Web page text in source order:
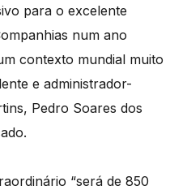
para o excelente
num ano
contexto mundial muito
e administrador-
Pedro Soares dos
“será de 850